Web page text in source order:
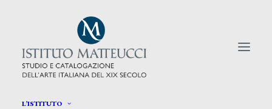
L’ISTITUTO